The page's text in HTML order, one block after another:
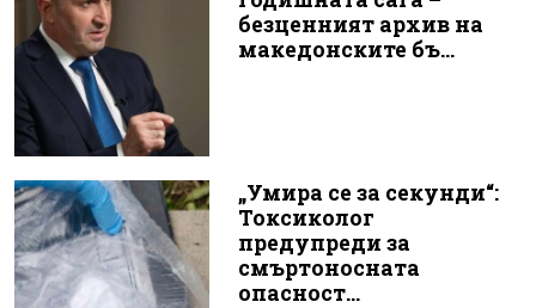
безценният архив на
македонските бъ...
„Умира се за секунди“:
Токсиколог
предупреди за
смъртоносната
опасност...